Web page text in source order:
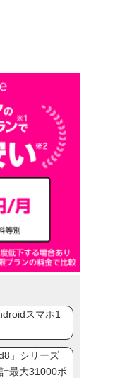
スマホ1
」シリーズ
最大31000ポ